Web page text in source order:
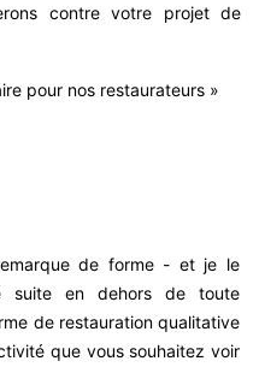
contre votre projet de
pour nos restaurateurs »
de forme - et je le
suite en dehors de toute
de restauration qualitative
que vous souhaitez voir